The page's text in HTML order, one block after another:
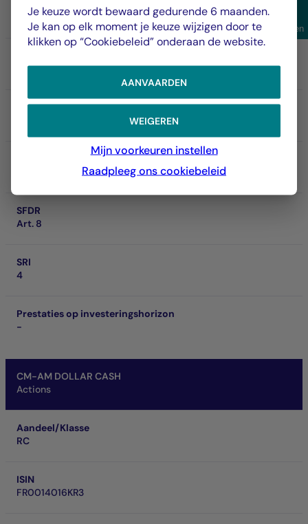
Filteren
Aandeel/Klasse
IC USD
FR001400NFD5
NAV
6-8-2026
Nettoactief van het fonds
SFDR
Art. 8
SRI
4
Prestaties op investeringshorizon
-
CM-AM DOLLAR CASH
Actions
Aandeel/Klasse
RC
ISIN
FR0014016KR3
Je keuze wordt bewaard gedurende 6 maanden.
Je kan op elk moment je keuze wijzigen door te
klikken op “Cookiebeleid” onderaan de website.
AANVAARDEN
WEIGEREN
Mijn voorkeuren instellen
Raadpleeg ons cookiebeleid